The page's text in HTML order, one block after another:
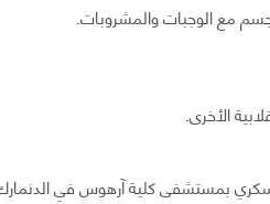
مع الوجبات والمشروبات.
الأخرى.
بمستشفى كلية آرهوس في